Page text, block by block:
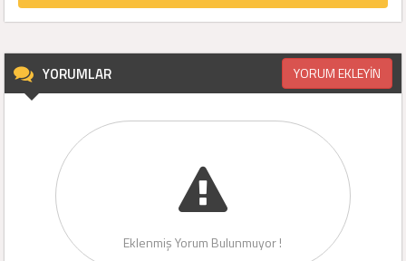
YORUMLAR YORUM EKLEYİN
Eklenmiş Yorum Bulunmuyor !